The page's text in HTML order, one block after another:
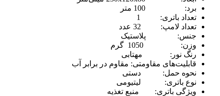
برد:
تعداد باتری:
تعداد لامپ:
جنس: پلاستیک
وزن:
رنگ نور: مهتابی
قابلیت‌های مقاومتی: مقاوم در برابر آب
نحوه حمل: دستی
نوع باتری: لیتیومی
ویژگی باتری: منبع تغذیه